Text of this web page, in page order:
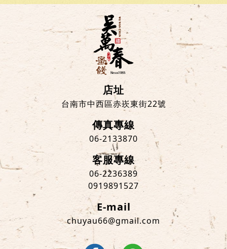
店址
台南市中西區赤崁東街22號
傳真專線
06-2133870
客服專線
06-2236389
0919891527
E-mail
chuyau66@gmail.com